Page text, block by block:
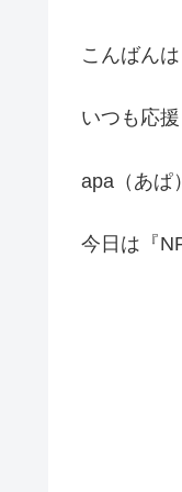
こんばんは
いつも応
apa（あぱ
今日は『